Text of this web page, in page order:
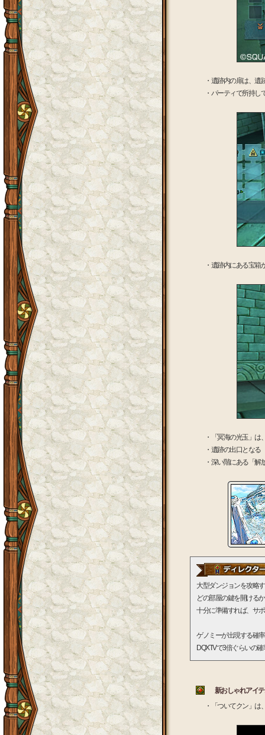
・遺跡内の扉は、
・パーティで所持
・遺跡内にある宝
・「冥海の光玉」
・遺跡の出口とな
・深い階にある「
大型ダンジョンを攻略
どの部屋の鍵を開ける
十分に準備すれば、サ
ゲノミーが出現する確
DQXTVで3倍ぐらいの
新おしゃれアイ
・「ついてクン」